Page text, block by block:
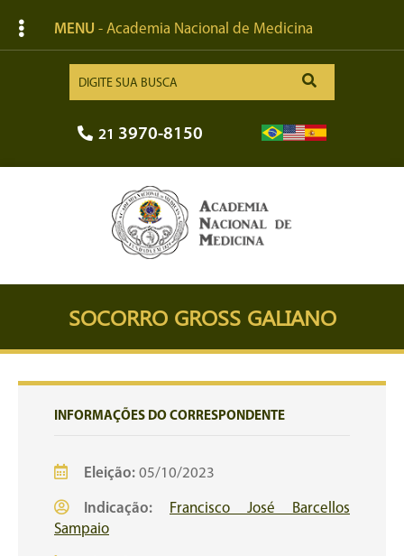
MENU - Academia Nacional de Medicina
21 3970-8150
SOCORRO GROSS GALIANO
INFORMAÇÕES DO CORRESPONDENTE
Eleição: 05/10/2023
Indicação:
Francisco José Barcellos
Sampaio